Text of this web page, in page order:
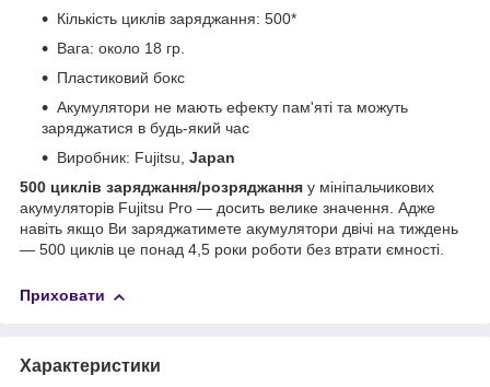
Кількість циклів заряджання: 500*
Вага: около 18 гр.
Пластиковий бокс
Акумулятори не мають ефекту пам'яті та можуть
заряджатися в будь-який час
Виробник: Fujitsu, Japan
500 циклів заряджання/розряджання у мініпальчикових
акумуляторів Fujitsu Pro — досить велике значення. Адже
навіть якщо Ви заряджатимете акумулятори двічі на тиждень
— 500 циклів це понад 4,5 роки роботи без втрати ємності.
Приховати
Характеристики